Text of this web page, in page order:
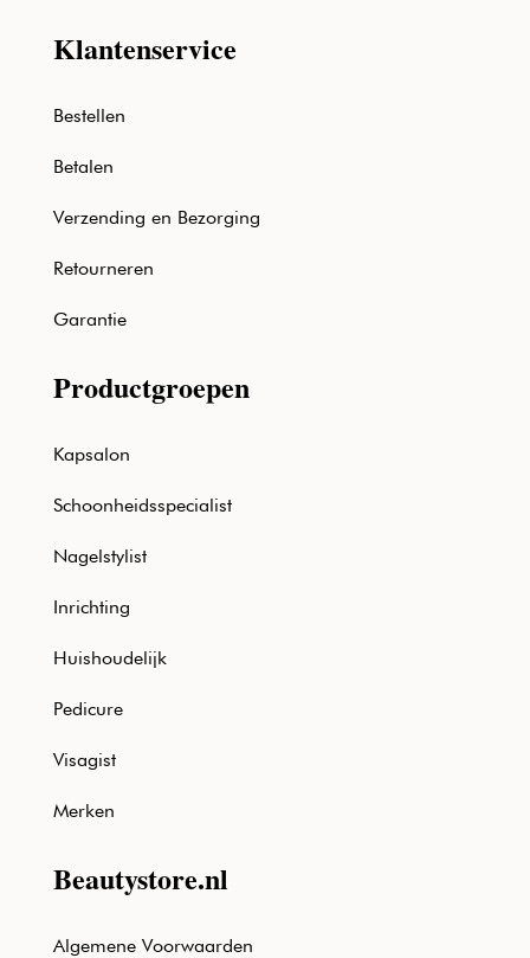
Klantenservice
Bestellen
Betalen
Verzending en Bezorging
Retourneren
Garantie
Productgroepen
Kapsalon
Schoonheidsspecialist
Nagelstylist
Inrichting
Huishoudelijk
Pedicure
Visagist
Merken
Beautystore.nl
Algemene Voorwaarden